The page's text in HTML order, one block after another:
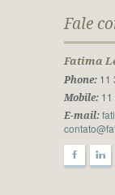
Fale
Fatima
Phone:11
Mobile:11
E-mail:
F l